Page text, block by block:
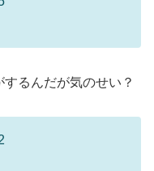
るんだが気のせい？